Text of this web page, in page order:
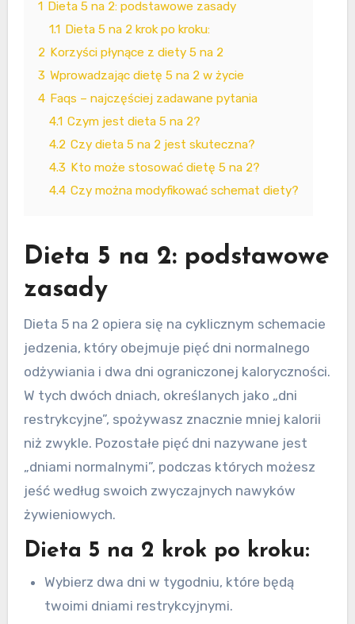
1
Dieta 5 na 2: podstawowe zasady
1.1
Dieta 5 na 2 krok po kroku:
2 Korzyści płynące z diety 5 na 2
3 Wprowadzając dietę 5 na 2 w życie
4 Faqs – najczęściej zadawane pytania
4.1 Czym jest dieta 5 na 2?
4.2 Czy dieta 5 na 2 jest skuteczna?
4.3 Kto może stosować dietę 5 na 2?
4.4 Czy można modyfikować schemat diety?
Dieta 5 na 2: podstawowe
zasady
Dieta 5 na 2 opiera się na cyklicznym schemacie
jedzenia, który obejmuje pięć dni normalnego
odżywiania i dwa dni ograniczonej kaloryczności.
W tych dwóch dniach, określanych jako „dni
restrykcyjne”, spożywasz znacznie mniej kalorii
niż zwykle. Pozostałe pięć dni nazywane jest
„dniami normalnymi”, podczas których możesz
jeść według swoich zwyczajnych nawyków
żywieniowych.
Dieta 5 na 2 krok po kroku:
Wybierz dwa dni w tygodniu, które będą
twoimi dniami restrykcyjnymi.